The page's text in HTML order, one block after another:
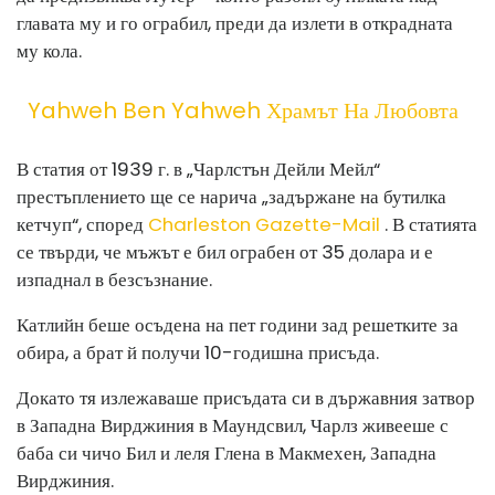
главата му и го ограбил, преди да излети в открадната
му кола.
Yahweh Ben Yahweh Храмът На Любовта
В статия от 1939 г. в „Чарлстън Дейли Мейл“
престъплението ще се нарича „задържане на бутилка
кетчуп“, според Charleston Gazette-Mail . В статията
се твърди, че мъжът е бил ограбен от 35 долара и е
изпаднал в безсъзнание.
Катлийн беше осъдена на пет години зад решетките за
обира, а брат й получи 10-годишна присъда.
Докато тя излежаваше присъдата си в държавния затвор
в Западна Вирджиния в Маундсвил, Чарлз живееше с
баба си чичо Бил и леля Глена в Макмехен, Западна
Вирджиния.